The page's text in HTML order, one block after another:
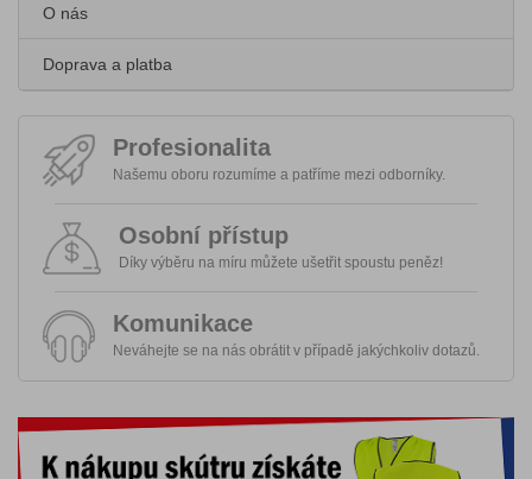
O nás
Doprava a platba
Profesionalita
Našemu oboru rozumíme a patříme mezi odborníky.
Osobní přístup
Díky výběru na míru můžete ušetřit spoustu peněz!
Komunikace
Neváhejte se na nás obrátit v případě jakýchkoliv dotazů.